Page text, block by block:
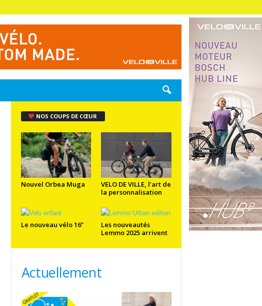
NOS COUPS DE CŒUR
Nouvel Orbea Muga
VELO DE VILLE, l’art de
la personnalisation
Le nouveau vélo 16”
Les nouveautés
Lemmo 2025 arrivent
Actuellement